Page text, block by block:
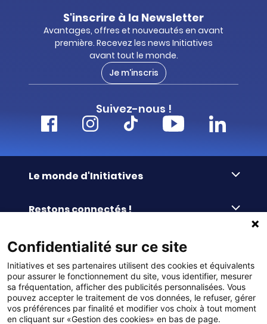
S'inscrire à la Newsletter
Avantages, offres et nouveautés en avant
première. Recevez les news Initiatives
avant tout le monde.
Je m'inscris
Suivez-nous !
Le monde d'Initiatives
Le Fond’Actions Initiatives
Enquête de satisfaction
Restons connectés !
Le blog
La newsletter
Commander facilement
Commande par référence
Catalogues à télécharger
Panier
La livraison
Services & FAQ
Reprise des invendus
Paiement différé sans frais
Liens pratiques
Confidentialité sur ce site
Initiatives et ses partenaires utilisent des cookies et équivalents
pour assurer le fonctionnement du site, vous identifier, mesurer
sa fréquentation, afficher des publicités personnalisées. Vous
pouvez accepter le traitement de vos données, le refuser, gérer
vos préférences par finalité et modifier vos choix à tout moment
en cliquant sur «Gestion des cookies» en bas de page.